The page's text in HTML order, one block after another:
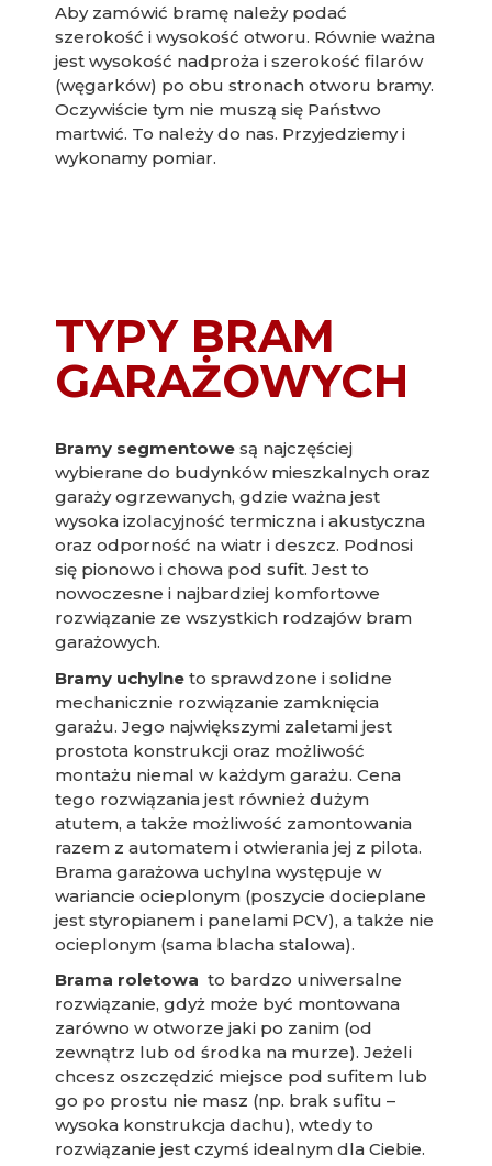
Aby zamówić bramę należy podać
szerokość i wysokość otworu. Równie ważna
jest wysokość nadproża i szerokość filarów
(węgarków) po obu stronach otworu bramy.
Oczywiście tym nie muszą się Państwo
martwić. To należy do nas. Przyjedziemy i
wykonamy pomiar.
TYPY BRAM
GARAŻOWYCH
Bramy segmentowe są najczęściej
wybierane do budynków mieszkalnych oraz
garaży ogrzewanych, gdzie ważna jest
wysoka izolacyjność termiczna i akustyczna
oraz odporność na wiatr i deszcz. Podnosi
się pionowo i chowa pod sufit. Jest to
nowoczesne i najbardziej komfortowe
rozwiązanie ze wszystkich rodzajów bram
garażowych.
Bramy uchylne to sprawdzone i solidne
mechanicznie rozwiązanie zamknięcia
garażu. Jego największymi zaletami jest
prostota konstrukcji oraz możliwość
montażu niemal w każdym garażu. Cena
tego rozwiązania jest również dużym
atutem, a także możliwość zamontowania
razem z automatem i otwierania jej z pilota.
Brama garażowa uchylna występuje w
wariancie ocieplonym (poszycie docieplane
jest styropianem i panelami PCV), a także nie
ocieplonym (sama blacha stalowa).
Brama roletowa to bardzo uniwersalne
rozwiązanie, gdyż może być montowana
zarówno w otworze jaki po zanim (od
zewnątrz lub od środka na murze). Jeżeli
chcesz oszczędzić miejsce pod sufitem lub
go po prostu nie masz (np. brak sufitu –
wysoka konstrukcja dachu), wtedy to
rozwiązanie jest czymś idealnym dla Ciebie.